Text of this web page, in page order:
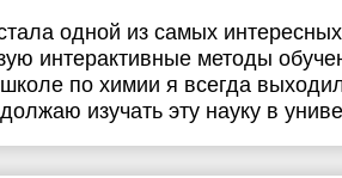
одной из самых интересных
интерактивные методы
по химии я всегда
изучать эту науку в